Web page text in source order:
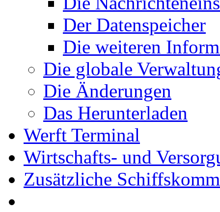
Der Datenspeicher
Die weiteren
Die globale
Die Änderungen
Das Herunterladen
Werft Terminal
Wirtschafts- und
Zusätzliche